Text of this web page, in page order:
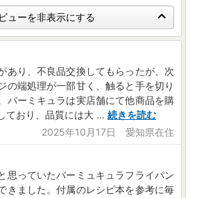
ューを非表示にする
あり、不良品交換してもらったが、次
の端処理が一部甘く、触ると手を切り
バーミキュラは実店舗にて他商品を購
ており、品質には大 ... 続きを読む
2025年10月17日 愛知県在住
思っていたバーミュキュラフライパン
きました。付属のレシピ本を参考に毎